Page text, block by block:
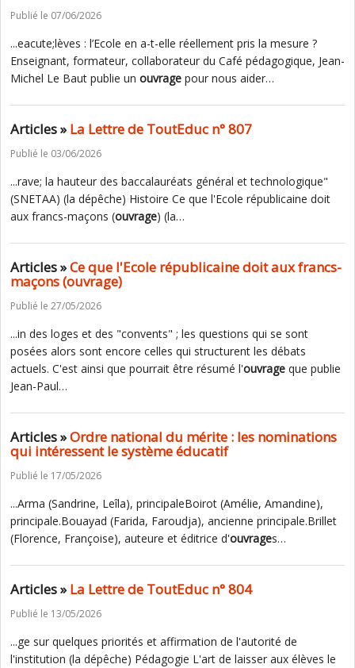
Publié le 07/06/2026
...eacute;lèves : l’Ecole en a-t-elle réellement pris la mesure ?
Enseignant, formateur, collaborateur du Café pédagogique, Jean-
Michel Le Baut publie un ouvrage pour nous aider…
Articles »La Lettre de ToutEduc n° 807
Publié le 03/06/2026
...rave; la hauteur des baccalauréats général et technologique"
(SNETAA) (la dépêche) Histoire Ce que l'Ecole républicaine doit
aux francs-maçons (ouvrage) (la…
Articles »Ce que l'Ecole républicaine doit aux francs-
maçons (ouvrage)
Publié le 27/05/2026
...in des loges et des "convents" ; les questions qui se sont
posées alors sont encore celles qui structurent les débats
actuels. C'est ainsi que pourrait être résumé l'ouvrage que publie
Jean-Paul…
Articles »Ordre national du mérite : les nominations
qui intéressent le système éducatif
Publié le 17/05/2026
...Arma (Sandrine, Leîla), principaleBoirot (Amélie, Amandine),
principale.Bouayad (Farida, Faroudja), ancienne principale.Brillet
(Florence, Françoise), auteure et éditrice d'ouvrages…
Articles »La Lettre de ToutEduc n° 804
Publié le 13/05/2026
...ge sur quelques priorités et affirmation de l'autorité de
l'institution (la dépêche) Pédagogie L'art de laisser aux élèves le